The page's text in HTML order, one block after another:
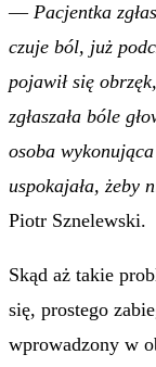
— Pacjentka
czuje ból, już
pojawił się
zgłaszała bóle
osoba
uspokajała, żeby
Piotr Sznelewski.
Skąd aż takie
się, prostego
wprowadzony w